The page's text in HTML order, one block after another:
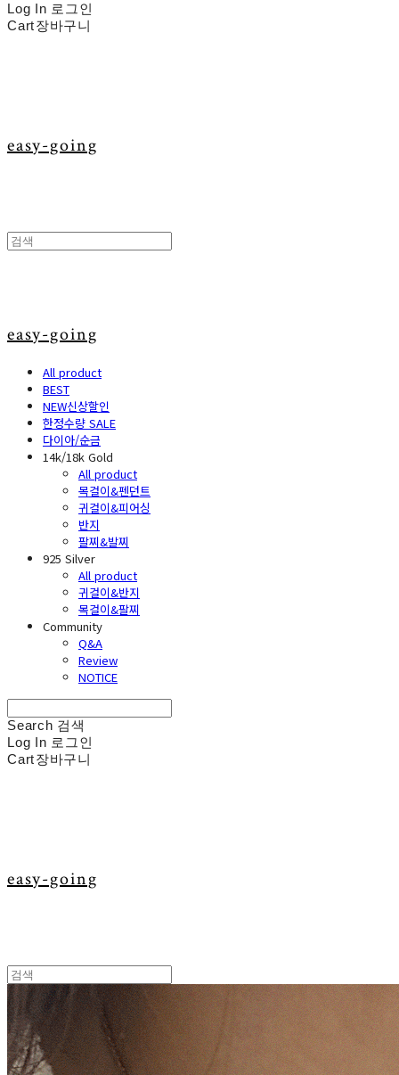
Log In 로그인
Cart장바구니
easy-going
easy-going
All product
BEST
NEW신상할인
한정수량 SALE
다이아/순금
14k/18k Gold
All product
목걸이&펜던트
귀걸이&피어싱
반지
팔찌&발찌
925 Silver
All product
귀걸이&반지
목걸이&팔찌
Community
Q&A
Review
NOTICE
Search 검색
Log In 로그인
Cart장바구니
easy-going